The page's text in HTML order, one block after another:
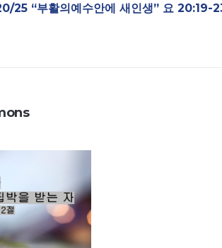
25 “부활의예수안에 새인생” 요 20:19-